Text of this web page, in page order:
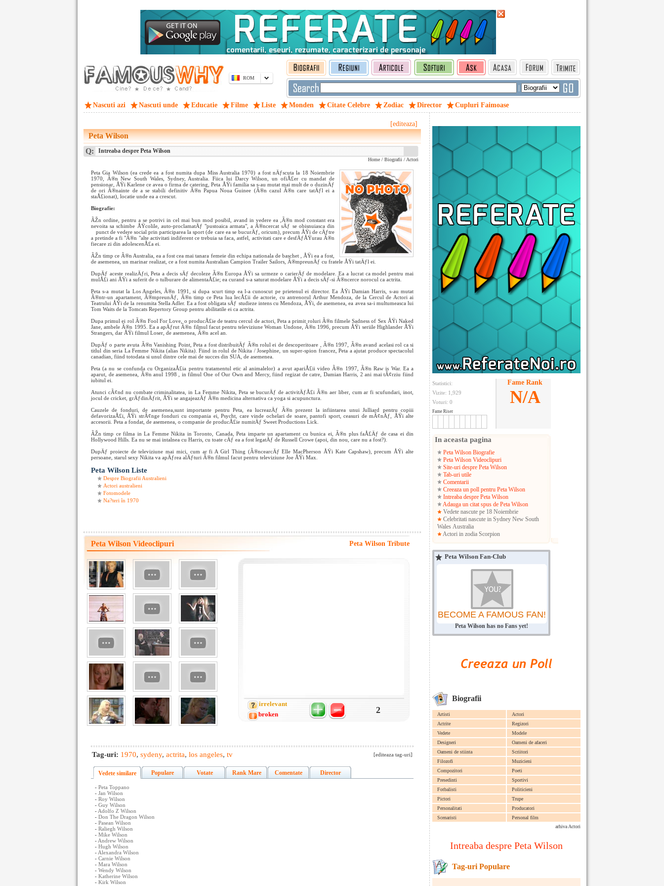
ROM
|
Nascuti azi Nascuti unde Educatie Filme Liste Monden Citate Celebre Zodiac Director Cupluri Faimoase
Statistici:
Vizite: 1,929
Voturi: 0
Fame Riser
Fame Rank
N/A
In aceasta pagina
Peta Wilson Biografie
Peta Wilson Videoclipuri
Site-uri despre Peta Wilson
Tab-uri utile
Comentarii
Creeaza un poll pentru Peta Wilson
Intreaba despre Peta Wilson
Adauga un citat spus de Peta Wilson
Vedete nascute pe 18 Noiembrie
Celebritati nascute in Sydney New South
Wales Australia
Actori in zodia Scorpion
Peta Wilson Fan-Club
BECOME A FAMOUS FAN!
Peta Wilson has no Fans yet!
Biografii
Artisti
Actori
Actrite
Regizori
Vedete
Modele
Designeri
Oameni de afaceri
Oameni de stiinta
Scriitori
Filozofi
Muzicieni
Compozitori
Poeti
Presedinti
Sportivi
Fotbalisti
Politicieni
Pictori
Trupe
Personalitati
Producatori
Scenaristi
Personal film
arhiva Actori
Intreaba despre Peta Wilson
Tag-uri Populare
[editeaza]
Peta Wilson
Q: Intreaba despre Peta Wilson
Home / Biografii / Actori
Peta Gia Wilson (ea crede ea a fost numita dupa Miss Australia 1970) a fost nÄƒscuta la 18 Noiembrie
1970, Ã®n New South Wales, Sydney, Australia. Fiica lui Darcy Wilson, un ofiÅ£er cu mandat de
pensionar, ÅŸi Karlene ce avea o firma de catering, Peta ÅŸi familia sa s-au mutat mai mult de o duzinÄƒ
de ori Ã®nainte de a se stabili definitiv Ã®n Papua Noua Guinee (Ã®n cazul Ã®n care tatÄƒl ei a
staÅ£ionat), locatie unde ea a crescut.
Biografie:
ÃŽn ordine, pentru a se potrivi in cel mai bun mod posibil, avand in vedere ea ,Ã®n mod constant era
nevoita sa schimbe ÅŸcolile, auto-proclamatÄƒ "pustoaica armata", a Ã®ncercat sÄƒ se obisnuiasca din
punct de vedere social prin participarea la sport (de care ea se bucurÄƒ, oricum), precum ÅŸi de cÄƒtre
a pretinde a fi "Ã®n "alte activitati indiferent ce trebuia sa faca, astfel, activitati care e desfÄƒÅŸurau Ã®n
fiecare zi din adolescenÅ£a ei.
ÃŽn timp ce Ã®n Australia, ea a fost cea mai tanara femeie din echipa nationala de baschet , ÅŸi ea a fost,
de asemenea, un marinar realizat, ce a fost numita Australian Campion Trailer Sailors, Ã®mpreunÄƒ cu fratele ÅŸi tatÄƒl ei.
DupÄƒ aceste realizÄƒri, Peta a decis sÄƒ decoleze Ã®n Europa ÅŸi sa urmeze o carierÄƒ de modelare. Ea a lucrat ca model pentru mai
mulÅ£i ani ÅŸi a suferit de o tulburare de alimentaÅ£ie; ea curand s-a saturat modelare ÅŸi a decis sÄƒ-si Ã®ncerce norocul ca actrita.
Peta s-a mutat la Los Angeles, Ã®n 1991, si dupa scurt timp ea l-a cunoscut pe prietenul ei director. Ea ÅŸi Damian Harris, s-au mutat
Ã®ntr-un apartament, Ã®mpreunÄƒ, Ã®n timp ce Peta lua lecÅ£ii de actorie, cu antrenorul Arthur Mendoza, de la Cercul de Actori ai
Teatrului ÅŸi de la renumita Stella Adler. Ea a fost obligata sÄƒ studieze intens cu Mendoza, ÅŸi, de asemenea, ea avea sa-i multumeasca lui
Tom Waits de la Tomcats Repertory Group pentru abilitatile ei ca actrita.
Dupa primul ei rol Ã®n Fool For Love, o producÅ£ie de teatru cercul de actori, Peta a primit roluri Ã®n filmele Sadness of Sex ÅŸi Naked
Jane, ambele Ã®n 1995. Ea a apÄƒrut Ã®n filmul facut pentru televiziune Woman Undone, Ã®n 1996, precum ÅŸi seriile Highlander ÅŸi
Strangers, dar ÅŸi filmul Loser, de asemenea, Ã®n acel an.
DupÄƒ o parte avuta Ã®n Vanishing Point, Peta a fost distribuitÄƒ Ã®n rolul ei de descoperitoare , Ã®n 1997, Ã®n avand acelasi rol ca si
titlul din seria La Femme Nikita (alias Nikita). Fiind in rolul de Nikita / Josephine, un super-spion francez, Peta a ajutat produce spectacolul
canadian, fiind totodata si unul dintre cele mai de succes din SUA, de asemenea.
Peta (a nu se confunda cu OrganizaÅ£ia pentru tratamentul etic al animalelor) a avut apariÅ£ii video Ã®n 1997, Ã®n Raw is War. Ea a
aparut, de asemenea, Ã®n anul 1998 , in filmul One of Our Own and Mercy, fiind regizat de catre, Damian Harris, 2 ani mai tÃ¢rziu fiind
iubitul ei.
Atunci cÃ¢nd nu combate criminalitatea, in La Femme Nikita, Peta se bucurÄƒ de activitÄƒÅ£i Ã®n aer liber, cum ar fi scufundari, inot,
jocul de cricket, grÄƒdinÄƒrit, ÅŸi se angajeazÄƒ Ã®n medicina alternativa ca yoga si acupunctura.
Cauzele de fonduri, de asemenea,sunt importante pentru Peta, ea lucreazÄƒ Ã®n prezent la infiintarea unui Julliard pentru copiii
defavorizaÅ£i, ÅŸi strÃ¢nge fonduri cu compania ei, Psycht, care vinde ochelari de soare, pantofi sport, ceasuri de mÃ¢nÄƒ, ÅŸi alte
accesorii. Peta a fondat, de asemenea, o companie de producÅ£ie numitÄƒ Sweet Productions Lick.
ÃŽn timp ce filma in La Femme Nikita in Toronto, Canada, Peta imparte un apartament cu bunica ei, Ã®n plus faÅ£Äƒ de casa ei din
Hollywood Hills. Ea nu se mai intalnea cu Harris, cu toate cÄƒ ea a fost legatÄƒ de Russell Crowe (apoi, din nou, care nu a fost?).
DupÄƒ proiecte de televiziune mai mici, cum ar fi A Girl Thing (Ã®ncearcÄƒ Elle MacPherson ÅŸi Kate Capshaw), precum ÅŸi alte
persoane, starul sexy Nikita va apÄƒrea alÄƒturi Ã®n filmul facut pentru televiziune Joe ÅŸi Max.
Peta Wilson Liste
Despre Biografii Australieni
Actori australieni
Fotomodele
Na?teri în 1970
Peta Wilson Videoclipuri Peta Wilson Tribute
irrelevant
2
broken
Tag-uri: 1970, sydeny, actrita, los angeles, tv [editeaza tag-uri]
Vedete similare Populare Votate Rank Mare Comentate Director
- Peta Toppano
- Jan Wilson
- Roy Wilson
- Guy Wilson
- Adolfo Z Wilson
- Don The Dragon Wilson
- Pasean Wilson
- Raliegh Wilson
- Mike Wilson
- Andrew Wilson
- Hugh Wilson
- Alexandra Wilson
- Carnie Wilson
- Mara Wilson
- Wendy Wilson
- Katherine Wilson
- Kirk Wilson